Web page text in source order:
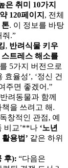
은 취미 10가지
약 120페이지 , 전체
톤. 이 정보를 바탕
줘.”
, 반려식물 키우
스트레스 해소를
5가지 버전으로
효율성’, ‘정신 건
주면 좋겠어.”
려동물과 함께
을 쓰려고 해.
창적인 관점, 예
비교’**나 ‘노년
용법’ 같은 하위
후): “다음은